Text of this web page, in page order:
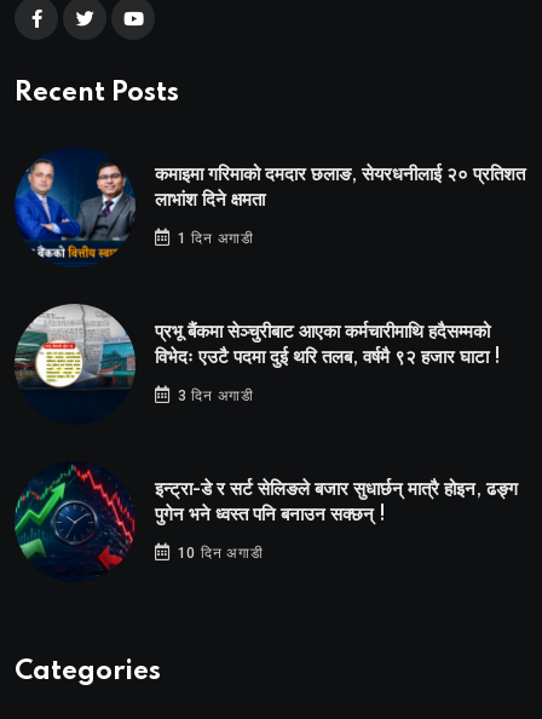
Recent Posts
कमाइमा गरिमाको दमदार छलाङ, सेयरधनीलाई २० प्रतिशत
लाभांश दिने क्षमता
1 दिन अगाडी
प्रभू बैंकमा सेञ्चुरीबाट आएका कर्मचारीमाथि हदैसम्मको
विभेदः एउटै पदमा दुई थरि तलब, वर्षमै ९२ हजार घाटा !
3 दिन अगाडी
इन्ट्रा-डे र सर्ट सेलिङले बजार सुधार्छन् मात्रै होइन, ढङ्ग
पुगेन भने ध्वस्त पनि बनाउन सक्छन् !
10 दिन अगाडी
Categories